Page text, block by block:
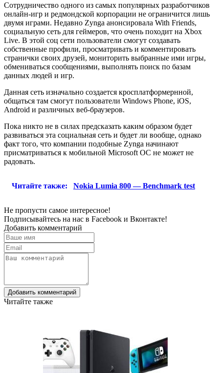
Сотрудничество одного из самых популярных разработчиков
онлайн-игр и редмондской корпорации не ограничится лишь
двумя играми. Недавно Zynga анонсировала With Friends,
социальную сеть для геймеров, что очень походит на Xbox
Live. В этой соц сети пользователи смогут создавать
собственные профили, просматривать и комментировать
странички своих друзей, мониторить выбранные ими игры,
обмениваться сообщениями, выполнять поиск по базам
данных людей и игр.
Данная сеть изначально создается кросплатформернной,
общаться там смогут пользователи Windows Phone, iOS,
Android и различных веб-браузеров.
Пока никто не в силах предсказать каким образом будет
развиваться эта социальная сеть и будет ли вообще, однако
факт того, что компании подобные Zynga начинают
присматриваться к мобильной Microsoft ОС не может не
радовать.
Читайте также: Nokia Lumia 800 — Benchmark test
Не пропусти самое интересное!
Подписывайтесь на нас в Facebook и Вконтакте!
Добавить комментарий
Добавить комментарий
Читайте также